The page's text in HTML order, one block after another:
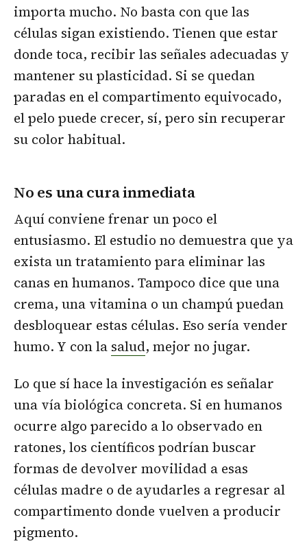
importa mucho. No basta con que las
células sigan existiendo. Tienen que estar
donde toca, recibir las señales adecuadas y
mantener su plasticidad. Si se quedan
paradas en el compartimento equivocado,
el pelo puede crecer, sí, pero sin recuperar
su color habitual.
No es una cura inmediata
Aquí conviene frenar un poco el
entusiasmo. El estudio no demuestra que ya
exista un tratamiento para eliminar las
canas en humanos. Tampoco dice que una
crema, una vitamina o un champú puedan
desbloquear estas células. Eso sería vender
humo. Y con la salud, mejor no jugar.
Lo que sí hace la investigación es señalar
una vía biológica concreta. Si en humanos
ocurre algo parecido a lo observado en
ratones, los científicos podrían buscar
formas de devolver movilidad a esas
células madre o de ayudarles a regresar al
compartimento donde vuelven a producir
pigmento.